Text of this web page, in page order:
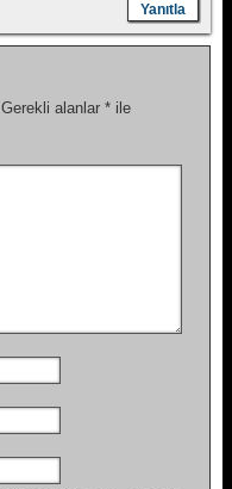
Yanıtla
Gerekli alanlar * ile